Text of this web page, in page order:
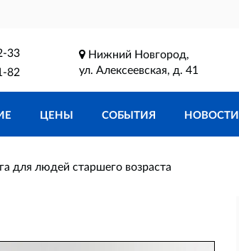
33
82
Нижний Новгород,
ул. Алексеевская, д. 41
ЦЕНЫ СОБЫТИЯ НОВОСТИ
для людей старшего возраста